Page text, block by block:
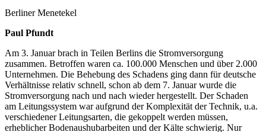
Berliner Menetekel
Paul Pfundt
Am 3. Januar brach in Teilen Berlins die Stromversorgung
zusammen. Betroffen waren ca. 100.000 Menschen und über 2.000
Unternehmen. Die Behebung des Schadens ging dann für deutsche
Verhältnisse relativ schnell, schon ab dem 7. Januar wurde die
Stromversorgung nach und nach wieder hergestellt. Der Schaden
am Leitungssystem war aufgrund der Komplexität der Technik, u.a.
verschiedener Leitungsarten, die gekoppelt werden müssen,
erheblicher Bodenaushubarbeiten und der Kälte schwierig. Nur